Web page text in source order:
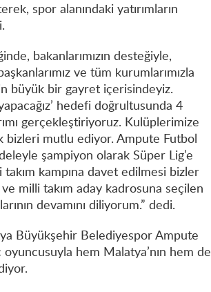
spor alanındaki yatırımların
bakanlarımızın desteğiyle,
ve tüm kurumlarımızla
büyük bir gayret içerisindeyiz.
hedefi doğrultusunda 4
gerçekleştiriyoruz. Kulüplerimize
bizleri mutlu ediyor. Ampute Futbol
şampiyon olarak Süper Lig’e
kampına davet edilmesi bizler
ve milli takım aday kadrosuna seçilen
devamını diliyorum.” dedi.
Büyükşehir Belediyespor Ampute
oyuncusuyla hem Malatya’nın hem de